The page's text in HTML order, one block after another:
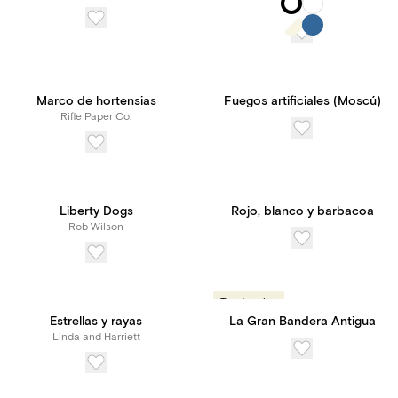
Marco de hortensias
Rifle Paper Co.
Fuegos artificiales (Moscú)
Liberty Dogs
Rob Wilson
Rojo, blanco y barbacoa
Estrellas y rayas
Linda and Harriett
Tendencias
La Gran Bandera Antigua